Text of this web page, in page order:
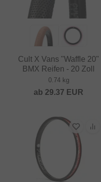
Cult X Vans "Waffle 20"
BMX Reifen - 20 Zoll
0.74 kg
ab 29.37 EUR